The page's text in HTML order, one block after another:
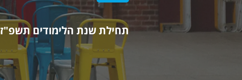
תחילת שנת הלימודים תשפ"ז
סמינר בחומר מעובה